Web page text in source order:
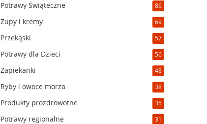
Potrawy Świąteczne 86
Zupy i kremy 69
Przekąski 57
Potrawy dla Dzieci 56
Zapiekanki 48
Ryby i owoce morza 38
Produkty prozdrowotne 35
Potrawy regionalne 31